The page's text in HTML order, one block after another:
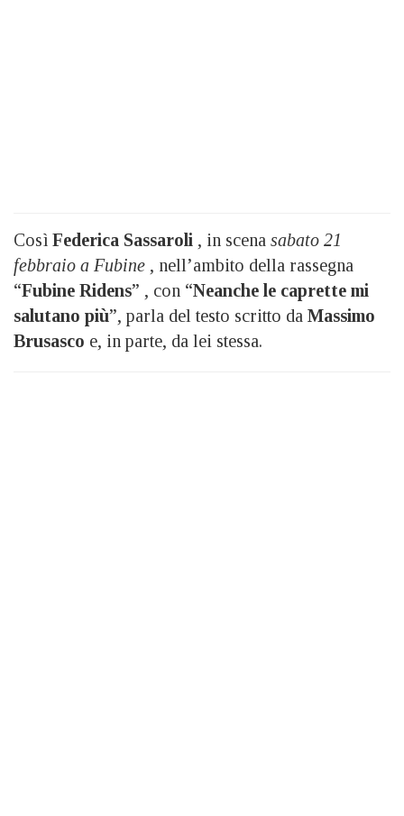
Così Federica Sassaroli , in scena sabato 21
febbraio a Fubine , nell’ambito della rassegna
“Fubine Ridens” , con “Neanche le caprette mi
salutano più”, parla del testo scritto da Massimo
Brusasco e, in parte, da lei stessa.